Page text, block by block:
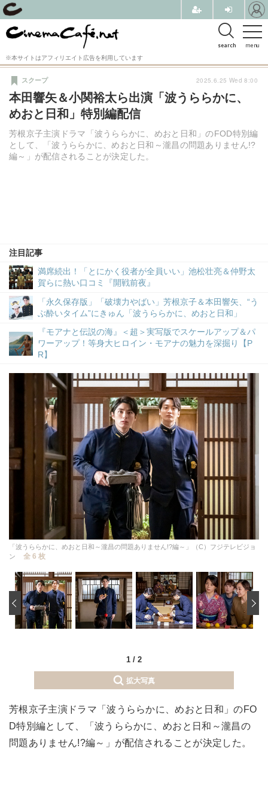
menu
search
※本サイトはアフィリエイト広告を利用しています
本田響矢＆小関裕太ら出演「波うららかに、
めおと日和」特別編配信
芳根京子主演ドラマ「波うららかに、めおと日和」のFOD特別編
として、「波うららかに、めおと日和～瀧昌の問題ありません!?
編～」が配信されることが決定した。
スクープ
注目記事
満席続出！「とにかく役者が全員いい」池松壮亮＆仲野太
賀らに熱い口コミ『開戦前夜』
「永久保存版」「破壊力やばい」芳根京子＆本田響矢、“う
ぶ酔いタイム”にきゅん「波うららかに、めおと日和」
『モアナと伝説の海』＜超＞実写版でスケールアップ＆パ
ワーアップ！等身大ヒロイン・モアナの魅力を深掘り【P
R】
2025.6.25 Wed 8:00
「波うららかに、めおと日和～瀧昌の問題ありません!?編～」（C）フジテレビジョ
ン
全 6 枚
1 / 2
‹
拡大写真
芳根京子主演ドラマ「波うららかに、めおと日和」のFO
D特別編として、「波うららかに、めおと日和～瀧昌の
問題ありません!?編～」が配信されることが決定した。